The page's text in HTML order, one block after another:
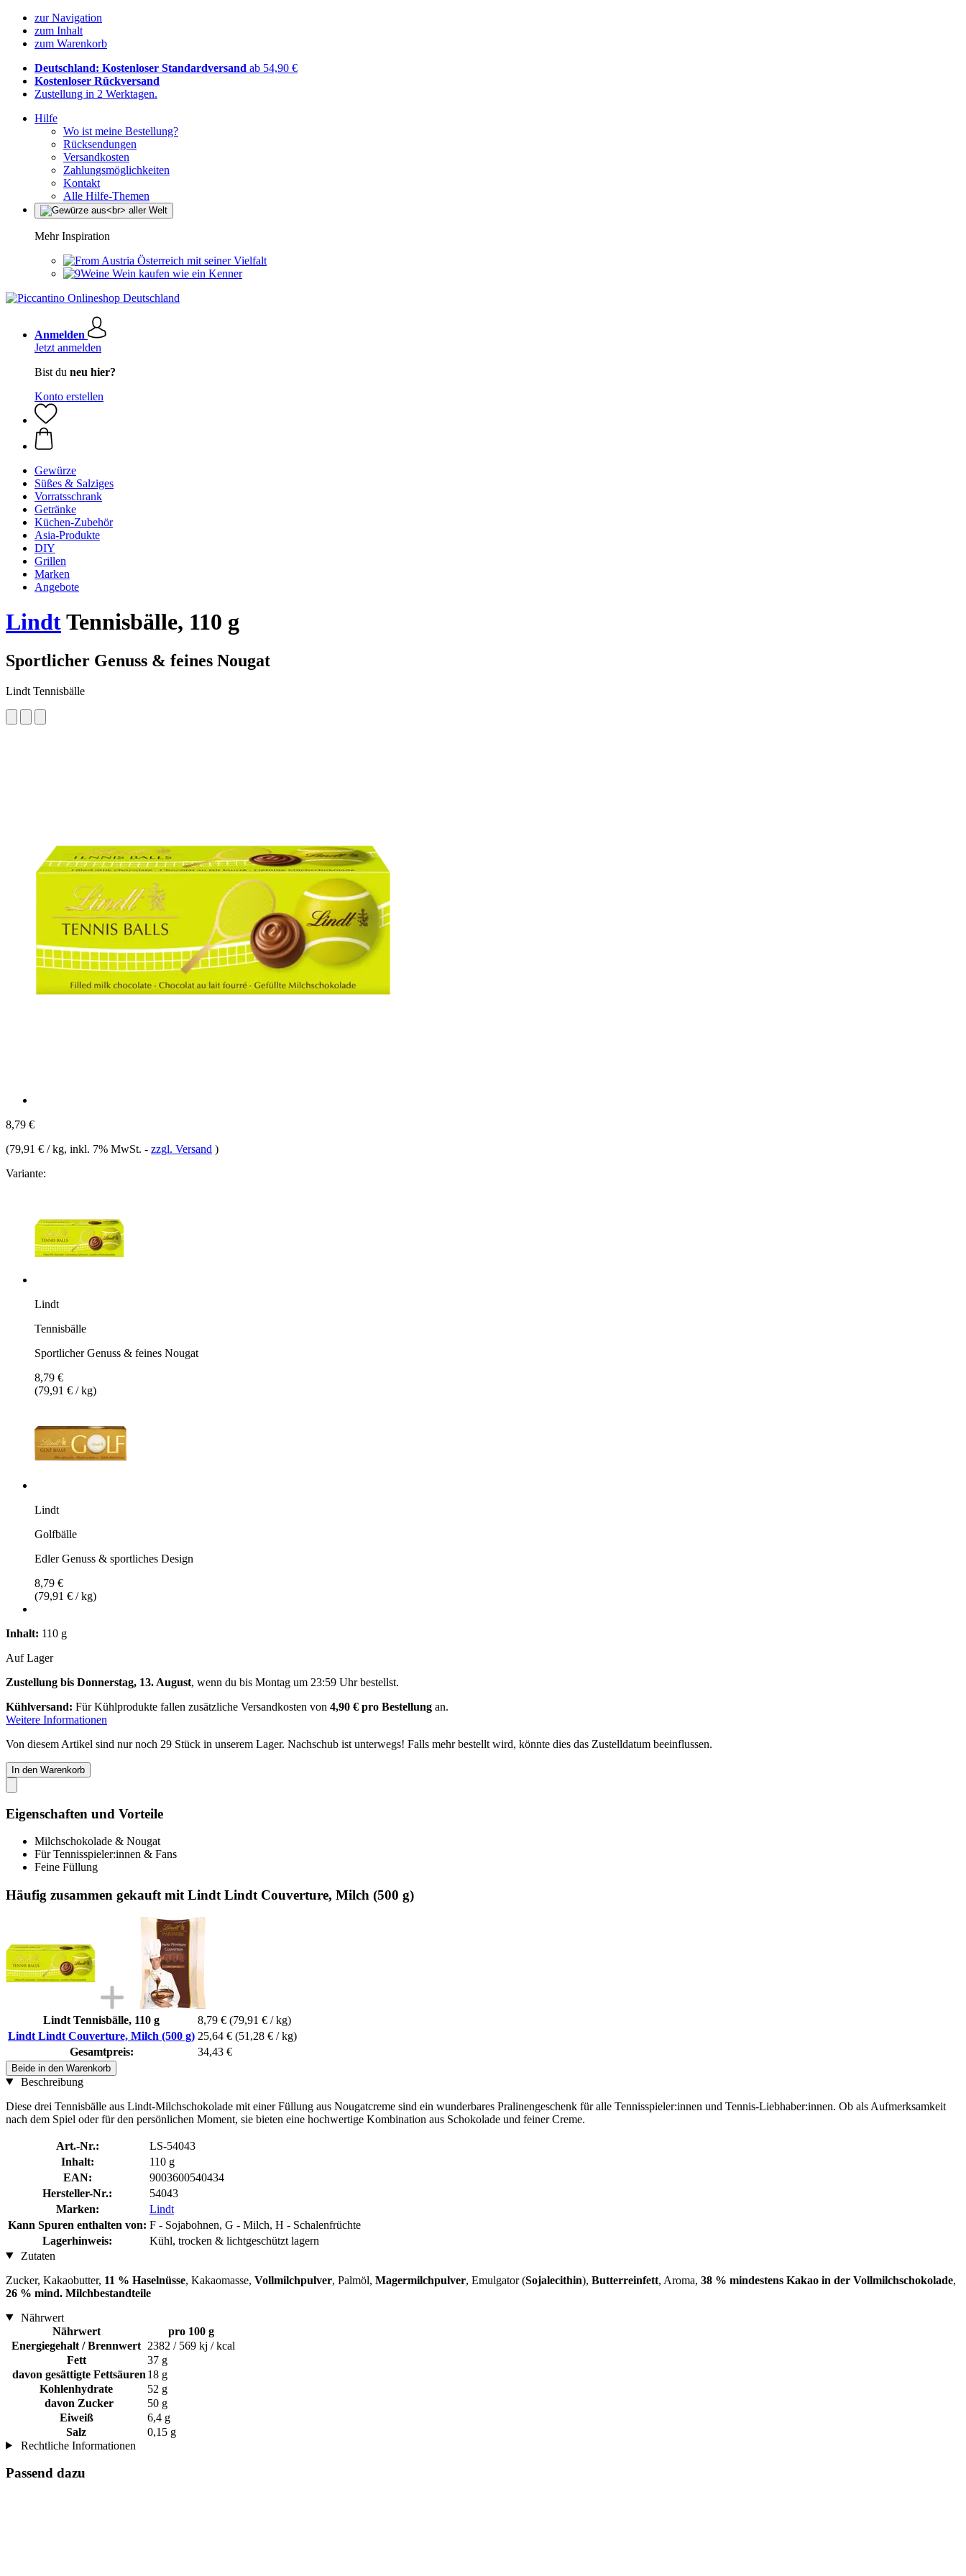
zur Navigation
zum Inhalt
zum Warenkorb
Deutschland: Kostenloser Standardversand ab 54,90 €
Kostenloser Rückversand
Zustellung in 2 Werktagen.
Hilfe
Wo ist meine Bestellung?
Rücksendungen
Versandkosten
Zahlungsmöglichkeiten
Kontakt
Alle Hilfe-Themen
Mehr Inspiration
Österreich mit seiner Vielfalt
Wein kaufen wie ein Kenner
Anmelden
Jetzt anmelden
Bist du neu hier?
Konto erstellen
Gewürze
Süßes & Salziges
Vorratsschrank
Getränke
Küchen-Zubehör
Asia-Produkte
DIY
Grillen
Marken
Angebote
LindtTennisbälle, 110 g
Sportlicher Genuss & feines Nougat
Lindt Tennisbälle
8,79 €
(79,91 € / kg, inkl. 7% MwSt. - zzgl. Versand )
Variante:
Lindt
Tennisbälle
Sportlicher Genuss & feines Nougat
8,79 €
(79,91 € / kg)
Lindt
Golfbälle
Edler Genuss & sportliches Design
8,79 €
(79,91 € / kg)
Inhalt: 110 g
Auf Lager
Zustellung bis Donnerstag, 13. August, wenn du bis Montag um 23:59 Uhrbestellst.
Kühlversand: Für Kühlprodukte fallen zusätzliche Versandkosten von 4,90 € pro Bestellung an.
Weitere Informationen
Von diesem Artikel sind nur noch 29 Stück in unserem Lager. Nachschub ist unterwegs! Falls mehr bestellt wird, könnte dies das Zustelldatum beeinflussen.
In den Warenkorb
Eigenschaften und Vorteile
Milchschokolade & Nougat
Für Tennisspieler:innen & Fans
Feine Füllung
Häufig zusammen gekauft mit Lindt Lindt Couverture, Milch (500 g)
Lindt Tennisbälle, 110 g 8,79 € (79,91 € / kg)
Lindt Lindt Couverture, Milch (500 g) 25,64 € (51,28 € / kg)
Gesamtpreis:
34,43 €
Beide in den Warenkorb
Beschreibung
Diese drei Tennisbälle aus Lindt-Milchschokolade mit einer Füllung aus Nougatcreme sind ein wunderbares Pralinengeschenk für alle Tennisspieler:innen und Tennis-Liebhaber:innen. Ob als Aufmerksamkeit
nach dem Spiel oder für den persönlichen Moment, sie bieten eine hochwertige Kombination aus Schokolade und feiner Creme.
Art.-Nr.:
LS-54043
Inhalt:
110 g
EAN:
9003600540434
Hersteller-Nr.:
54043
Marken:
Lindt
Kann Spuren enthalten von: F - Sojabohnen, G - Milch, H - Schalenfrüchte
Lagerhinweis:
Kühl, trocken & lichtgeschützt lagern
Zutaten
Zucker, Kakaobutter, 11 % Haselnüsse, Kakaomasse, Vollmilchpulver, Palmöl, Magermilchpulver, Emulgator (Sojalecithin), Butterreinfett, Aroma, 38 % mindestens Kakao in der Vollmilchschokolade,
26 % mind. Milchbestandteile
Nährwert
Nährwert
pro 100 g
Energiegehalt / Brennwert 2382 / 569 kj / kcal
Fett
37 g
davon gesättigte Fettsäuren 18 g
Kohlenhydrate
52 g
davon Zucker
50 g
Eiweiß
6,4 g
Salz
0,15 g
Rechtliche Informationen
Passend dazu